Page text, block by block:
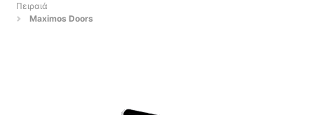
Πειραιά
Maximos Doors